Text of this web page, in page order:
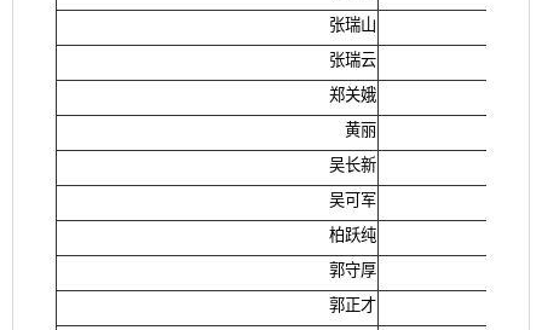
张瑞山
张瑞云
郑关娥
黄丽
吴长新
吴可军
柏跃纯
郭守厚
郭正才